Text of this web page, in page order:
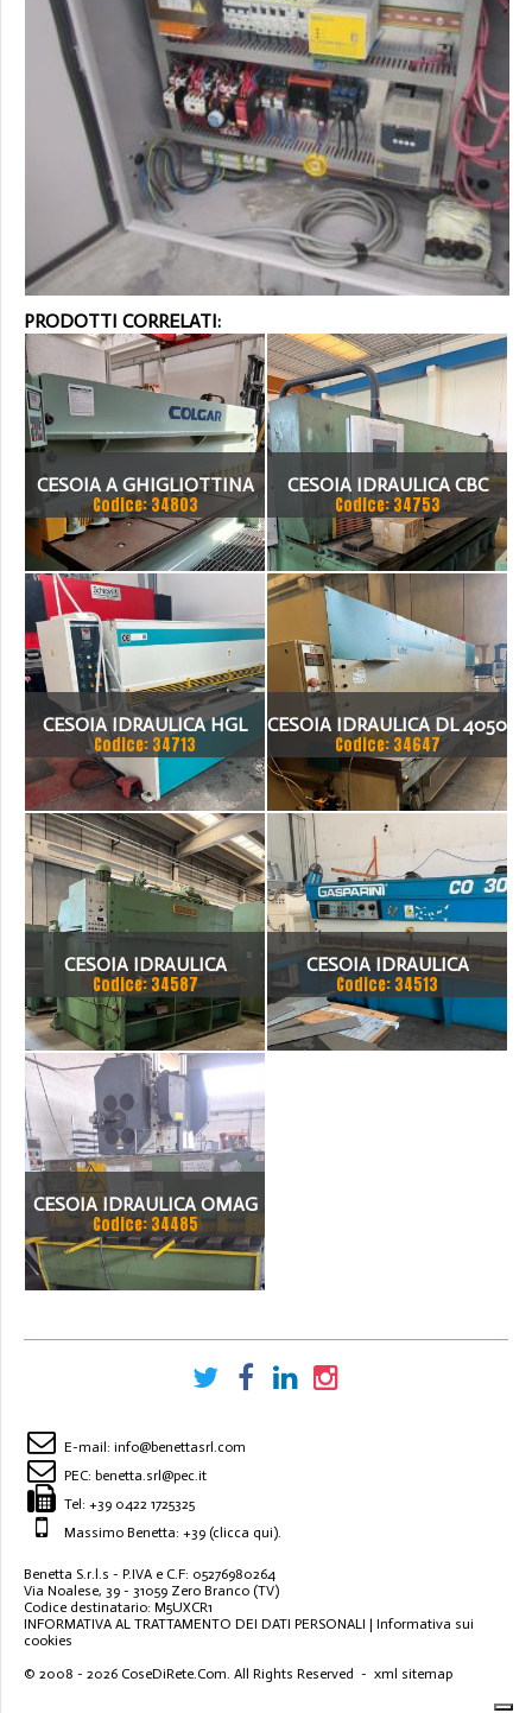
PRODOTTI CORRELATI:
CESOIA A GHIGLIOTTINA
COLGAR IDRAULICA CM
3006
Codice: 34803
CESOIA IDRAULICA CBC
3050X6
Codice: 34753
CESOIA IDRAULICA HGL
3100 X 8MM
Codice: 34713
CESOIA IDRAULICA DL 4050
X4X200
Codice: 34647
CESOIA IDRAULICA
BARIOLA 3050 X 20
Codice: 34587
CESOIA IDRAULICA
GASPARINI CO 3006
Codice: 34513
CESOIA IDRAULICA OMAG
2000 X 6 MM
Codice: 34485
E-mail: info@benettasrl.com
PEC: benetta.srl@pec.it
Tel: +39 0422 1725325
Massimo Benetta: +39 (clicca qui).
Benetta S.r.l.s - P.IVA e C.F: 05276980264
Via Noalese, 39 - 31059 Zero Branco (TV)
Codice destinatario: M5UXCR1
INFORMATIVA AL TRATTAMENTO DEI DATI PERSONALI | Informativa sui
cookies
© 2008 - 2026 CoseDiRete.Com. All Rights Reserved - xml sitemap